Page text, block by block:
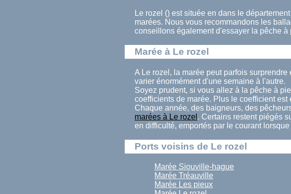
Le rozel () est située en dans le
marées. Nous vous recommandons les
conseillons également d'essayer la pêche
Marée à Le rozel
A Le rozel, la marée peut parfois
varier énormément d'une semaine à l'autre.
Soyez prudent, si vous allez à la pêche à
coefficients de marée. Plus le coefficient
Chaque année, des baigneurs, des
marées à Le rozel . Certains restent piégés
en difficulté, emportés par le courant
Ports voisins de Le rozel
Marée Siouville-hague
Marée Tréauville
Marée Les pieux